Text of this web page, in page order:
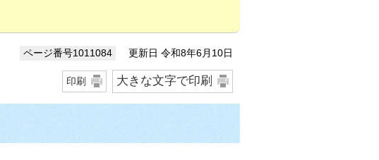
ページ番号1011084 更新日 令和8年6月10日
印刷 大きな文字で印刷